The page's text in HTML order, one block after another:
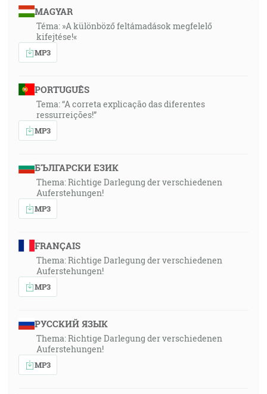
MAGYAR
Téma: »A különböző feltámadások megfelelő
kifejtése!«
MP3
PORTUGUÊS
Tema: “A correta explicação das diferentes
ressurreições!”
MP3
БЪЛГАРСКИ ЕЗИК
Thema: Richtige Darlegung der verschiedenen
Auferstehungen!
MP3
FRANÇAIS
Thema: Richtige Darlegung der verschiedenen
Auferstehungen!
MP3
РУССКИЙ ЯЗЫК
Thema: Richtige Darlegung der verschiedenen
Auferstehungen!
MP3